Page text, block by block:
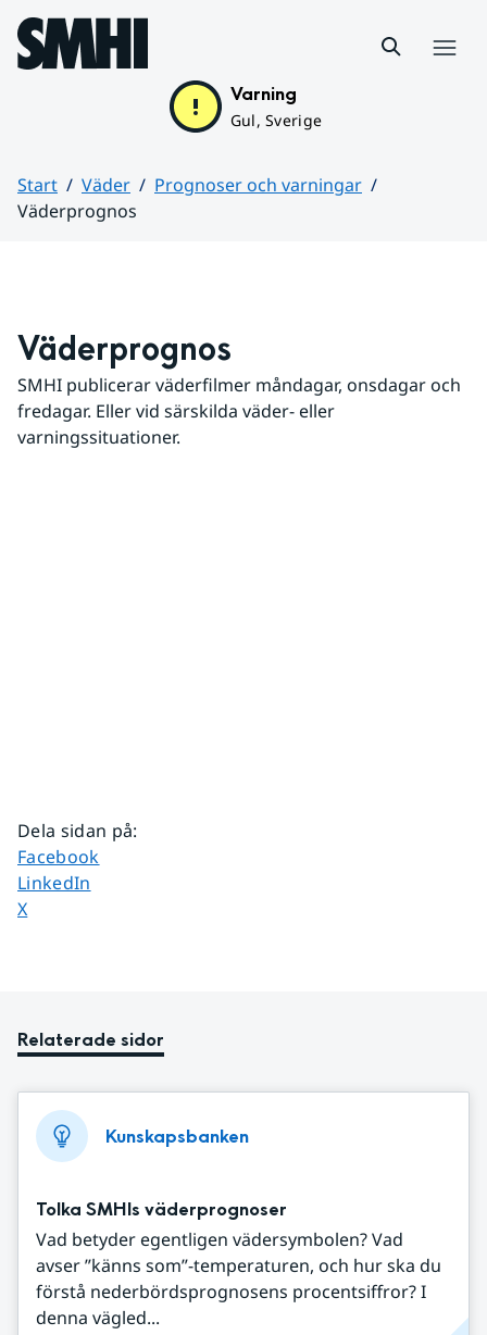
Hoppa till sidans innehåll
Varning
Gul, Sverige
Start Väder
Prognoser och varningar
Väderprognos
Väderprognos
SMHI publicerar väderfilmer måndagar, onsdagar och
fredagar. Eller vid särskilda väder- eller
varningssituationer.
Dela sidan på:
Dela sidan på
Facebook
Dela sidan på
LinkedIn
Dela sidan på
X
Relaterade sidor
Kunskapsbanken
Tolka SMHIs väderprognoser
Vad betyder egentligen vädersymbolen? Vad
avser ”känns som”-temperaturen, och hur ska du
förstå nederbördsprognosens procentsiffror? I
denna vägled...